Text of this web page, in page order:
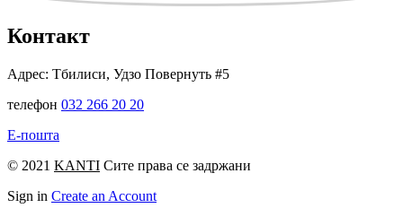
Контакт
Адрес: Тбилиси, Удзо Повернуть #5
телефон 032 266 20 20
Е-пошта
© 2021 KANTI Сите права се задржани
Sign in Create an Account